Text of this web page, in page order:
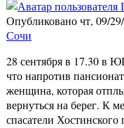
Опубликовано чт, 09/
Сочи
28 сентября в 17.30 в
что напротив
женщина, которая
вернуться на берег. К
спасатели Хостинского